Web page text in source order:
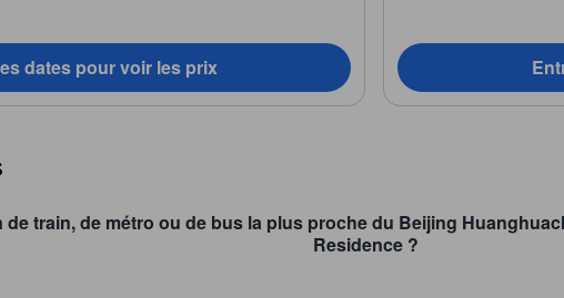
dates pour voir les prix
de train, de métro ou de bus la plus proche du Beijing
Residence ?